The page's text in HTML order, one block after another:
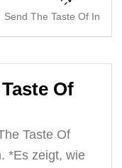
Send The Taste Of India,
Of
Taste Of
*Es zeigt, wie